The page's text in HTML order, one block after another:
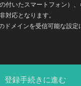
付いたスマートフォン）
対応となります。
メインを受信可能な設定
登録手続きに進む